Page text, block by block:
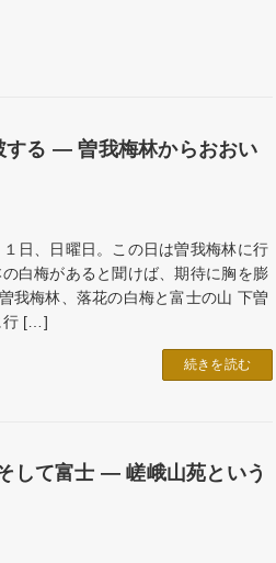
する ― 曽我梅林からおおい
日、日曜日。この日は曽我梅林に行
白梅があると聞けば、期待に胸を膨
曽我梅林、落花の白梅と富士の山 下曽
行 […]
続きを読む
して富士 ― 嵯峨山苑という